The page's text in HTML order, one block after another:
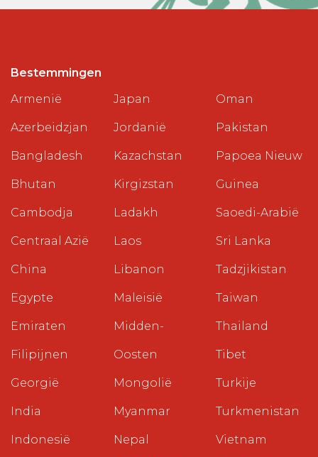
Bestemmingen
Armenië
Azerbeidzjan
Bangladesh
Bhutan
Cambodja
Centraal Azië
China
Egypte
Emiraten
Filipijnen
Georgië
India
Indonesië
Japan
Jordanië
Kazachstan
Kirgizstan
Ladakh
Laos
Libanon
Maleisië
Midden-
Oosten
Mongolië
Myanmar
Nepal
Oman
Pakistan
Papoea Nieuw
Guinea
Saoedi-Arabië
Sri Lanka
Tadzjikistan
Taiwan
Thailand
Tibet
Turkije
Turkmenistan
Vietnam